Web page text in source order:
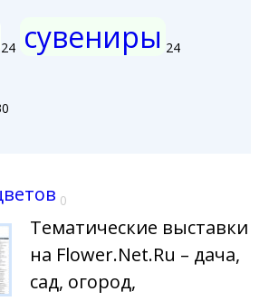
24 сувениры 24
0
Тематические выставки
на Flower.Net.Ru – дача,
сад, огород,